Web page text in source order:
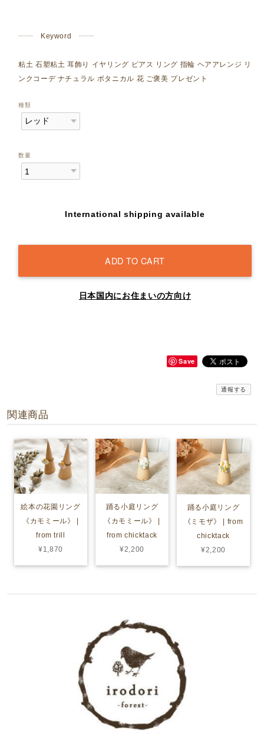
┈┈ Keyword ┈┈
粘土 石塑粘土 耳飾り イヤリング ピアス リング 指輪 ヘアアレンジ リ
ンクコーデ ナチュラル ボタニカル 花 ご褒美 プレゼント
種類
数量
International shipping available
ADD TO CART
日本国内にお住まいの方向け
Save
通報する
関連商品
絵本の花園リング
《カモミール》 |
from trill
¥1,870
踊る小庭リング
《カモミール》 |
from chicktack
¥2,200
踊る小庭リング
《ミモザ》 | from
chicktack
¥2,200